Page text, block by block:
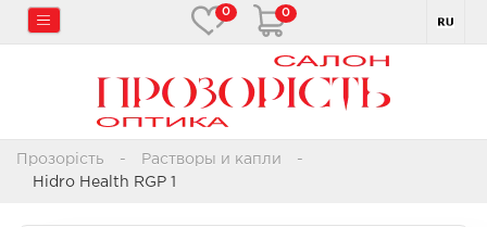
0 0
Прозорість
Растворы и капли
Hidro Health RGP 1